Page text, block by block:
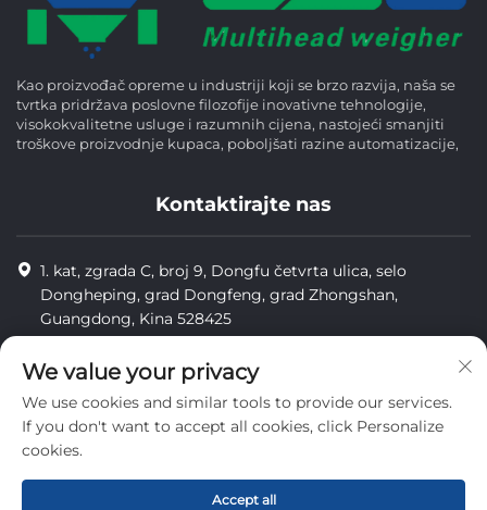
Kao proizvođač opreme u industriji koji se brzo razvija, naša se
tvrtka pridržava poslovne filozofije inovativne tehnologije,
visokokvalitetne usluge i razumnih cijena, nastojeći smanjiti
troškove proizvodnje kupaca, poboljšati razine automatizacije,
Kontaktirajte nas
1. kat, zgrada C, broj 9, Dongfu četvrta ulica, selo
Dongheping, grad Dongfeng, grad Zhongshan,
Guangdong, Kina 528425
[email protected]
We value your privacy
We use cookies and similar tools to provide our services.
If you don't want to accept all cookies, click Personalize
cookies.
Accept all